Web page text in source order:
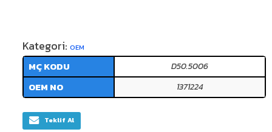
Kategori: OEM
MÇ KODU D50.5006
OEM NO 1371224
Teklif Al